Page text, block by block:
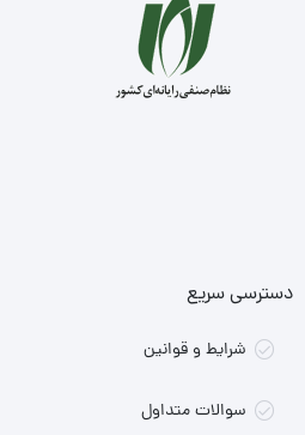
دسترسی سریع
شرایط و قوانین
سوالات متداول